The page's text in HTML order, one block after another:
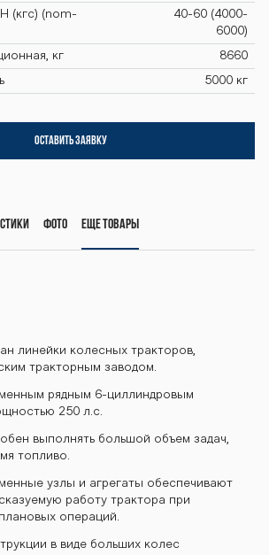
BTZ-
BTZ-254К
BTZ-
254К
BTZ-
254К
BTZ-
(кгс) (nom-
40-60 (4000-
6000)
кг 8660
5000 кг
ОСТАВИТЬ ЗАЯВКУ
Фото Еще товары
линейки колесных тракторов,
тракторным заводом.
рядным 6-циллиндровым
250 л.с.
выполнять большой объем задач,
топливо.
узлы и агрегаты обеспечивают
работу трактора при
операций.
в виде больших колес